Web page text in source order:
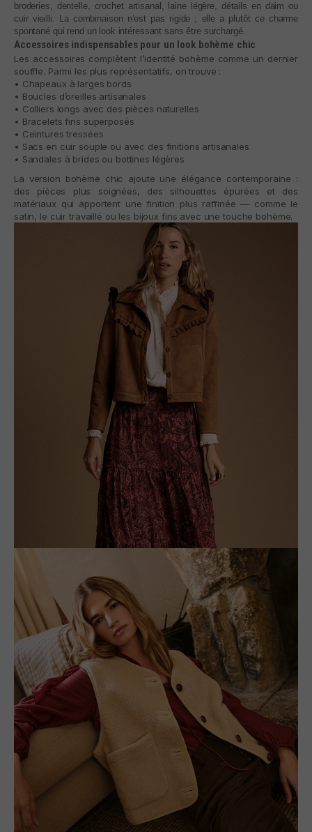
broderies, dentelle, crochet artisanal, laine légère, détails en daim ou
cuir vieilli. La combinaison n’est pas rigide ; elle a plutôt ce charme
spontané qui rend un look intéressant sans être surchargé.
Accessoires indispensables pour un look bohème chic
Les accessoires complètent l’identité bohème comme un dernier
souffle. Parmi les plus représentatifs, on trouve :
• Chapeaux à larges bords
• Boucles d’oreilles artisanales
• Colliers longs avec des pièces naturelles
• Bracelets fins superposés
• Ceintures tressées
• Sacs en cuir souple ou avec des finitions artisanales
• Sandales à brides ou bottines légères
La version bohème chic ajoute une élégance contemporaine :
des pièces plus soignées, des silhouettes épurées et des
matériaux qui apportent une finition plus raffinée — comme le
satin, le cuir travaillé ou les bijoux fins avec une touche bohème.